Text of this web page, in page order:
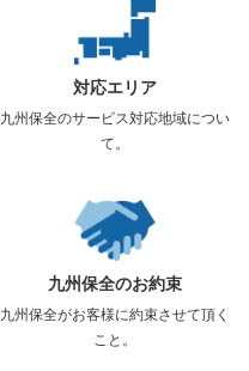
対応エリア
九州保全のサービス対応地域につい
て。
九州保全のお約束
九州保全がお客様に約束させて頂く
こと。